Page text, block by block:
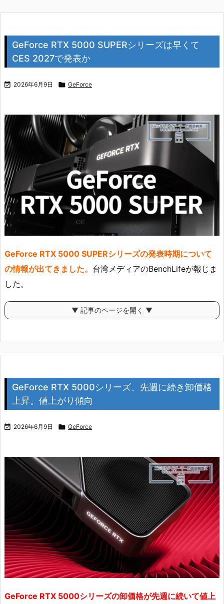
GeForce RTX 5000 SUPERシリーズは早くて
CES 2027で発表か
 2026年6月9日  GeForce
GeForce RTX 5000 SUPERシリーズの発表時期について
の情報が出てきました。 台湾メディアのBenchLifeが報じま
した。
▼ 記事のページを開く ▼
GeForce RTX 5000シリーズ、先週に続き卸価格
上昇。値上がり傾向
 2026年6月9日  GeForce
GeForce RTX 5000シリーズの卸価格が先週に続いて値上